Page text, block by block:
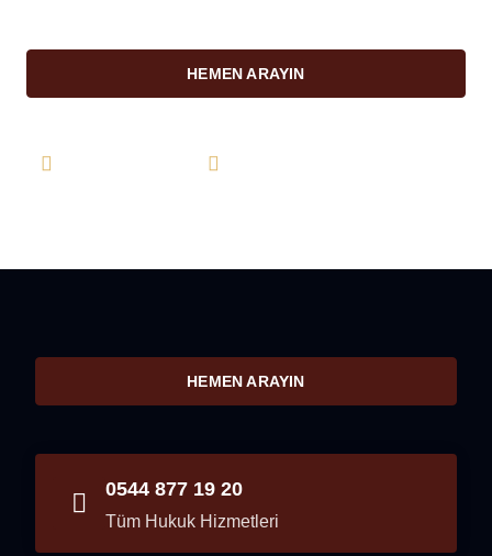
HEMEN ARAYIN
HEMEN ARAYIN
0544 877 19 20
Tüm Hukuk Hizmetleri